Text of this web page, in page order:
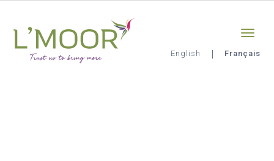
contenu
principal
English Français